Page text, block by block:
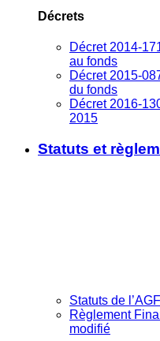
Décrets
Décret 2014-
au fonds
Décret 2015-
du fonds
Décret 2016-
2015
Statuts et
Statuts de
Règlement
modifié